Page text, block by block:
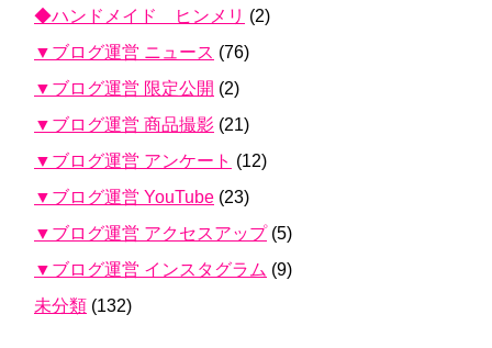
◆ハンドメイド ヒンメリ (2)
▼ブログ運営 ニュース (76)
▼ブログ運営 限定公開 (2)
▼ブログ運営 商品撮影 (21)
▼ブログ運営 アンケート (12)
▼ブログ運営 YouTube (23)
▼ブログ運営 アクセスアップ(5)
▼ブログ運営 インスタグラム (9)
未分類 (132)